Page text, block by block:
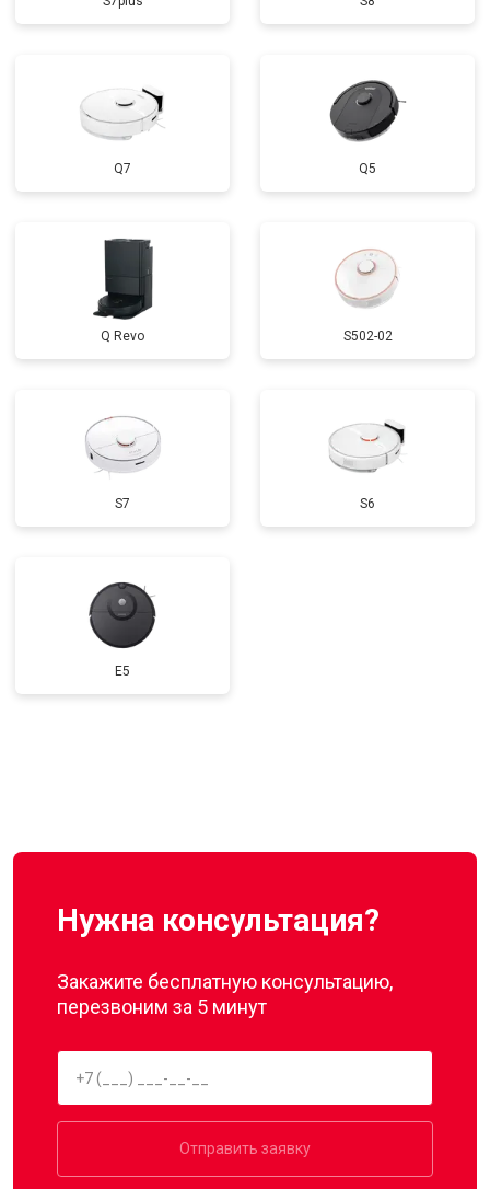
Q7 Q5
Q Revo S502-02
S7 S6
E5
Нужна консультация?
Закажите бесплатную консультацию,
перезвоним за 5 минут
Отправить заявку